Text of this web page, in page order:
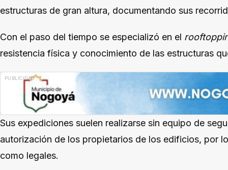
estructuras de gran altura, documentando sus
Con el paso del tiempo se especializó en el
resistencia física y conocimiento de las estructuras
Sus expediciones suelen realizarse sin equipo de
autorización de los propietarios de los edificios, por
como legales.